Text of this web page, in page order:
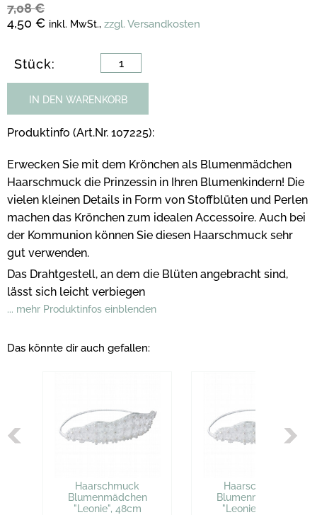
7,08 €
4,50 € inkl. MwSt., zzgl. Versandkosten
Stück:
IN DEN WARENKORB
Produktinfo (Art.Nr. 107225):
Erwecken Sie mit dem Krönchen als Blumenmädchen
Haarschmuck die Prinzessin in Ihren Blumenkindern! Die
vielen kleinen Details in Form von Stoffblüten und Perlen
machen das Krönchen zum idealen Accessoire. Auch bei
der Kommunion können Sie diesen Haarschmuck sehr
gut verwenden.
Das Drahtgestell, an dem die Blüten angebracht sind,
lässt sich leicht verbiegen
... mehr Produktinfos einblenden
Das könnte dir auch gefallen:
Haarschmuck
Blumenmädchen
"Leonie", 48cm
Haarschmuck
Blumenmädchen
"Leonie", 52cm